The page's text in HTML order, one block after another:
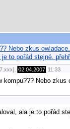
Nebo zkus owladace...
to pořád stejné.
02.04.2007 11:33
kompu??? Nebo zkus
ala je to pořád